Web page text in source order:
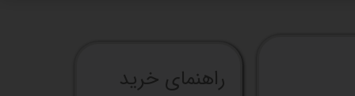
راهنما​​​​​​​​​​​​​​ی خرید